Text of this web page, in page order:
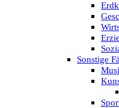
Sonstige